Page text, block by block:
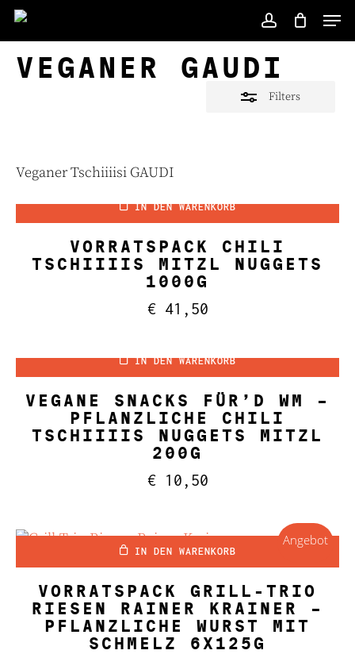
Skip
main
content
VEGANER GAUDI
Filters
Veganer Tschiiiisi GAUDI
IN DEN WARENKORB
VORRATSPACK CHILI
TSCHIIIIS MITZL NUGGETS
1000G
€ 41,50
IN DEN WARENKORB
VEGANE SNACKS FÜR’D WM –
PFLANZLICHE CHILI
TSCHIIIIS NUGGETS MITZL
200G
€ 10,50
Angebot
IN DEN WARENKORB
VORRATSPACK GRILL-TRIO
RIESEN RAINER KRAINER –
PFLANZLICHE WURST MIT
SCHMELZ 6X125G
Close